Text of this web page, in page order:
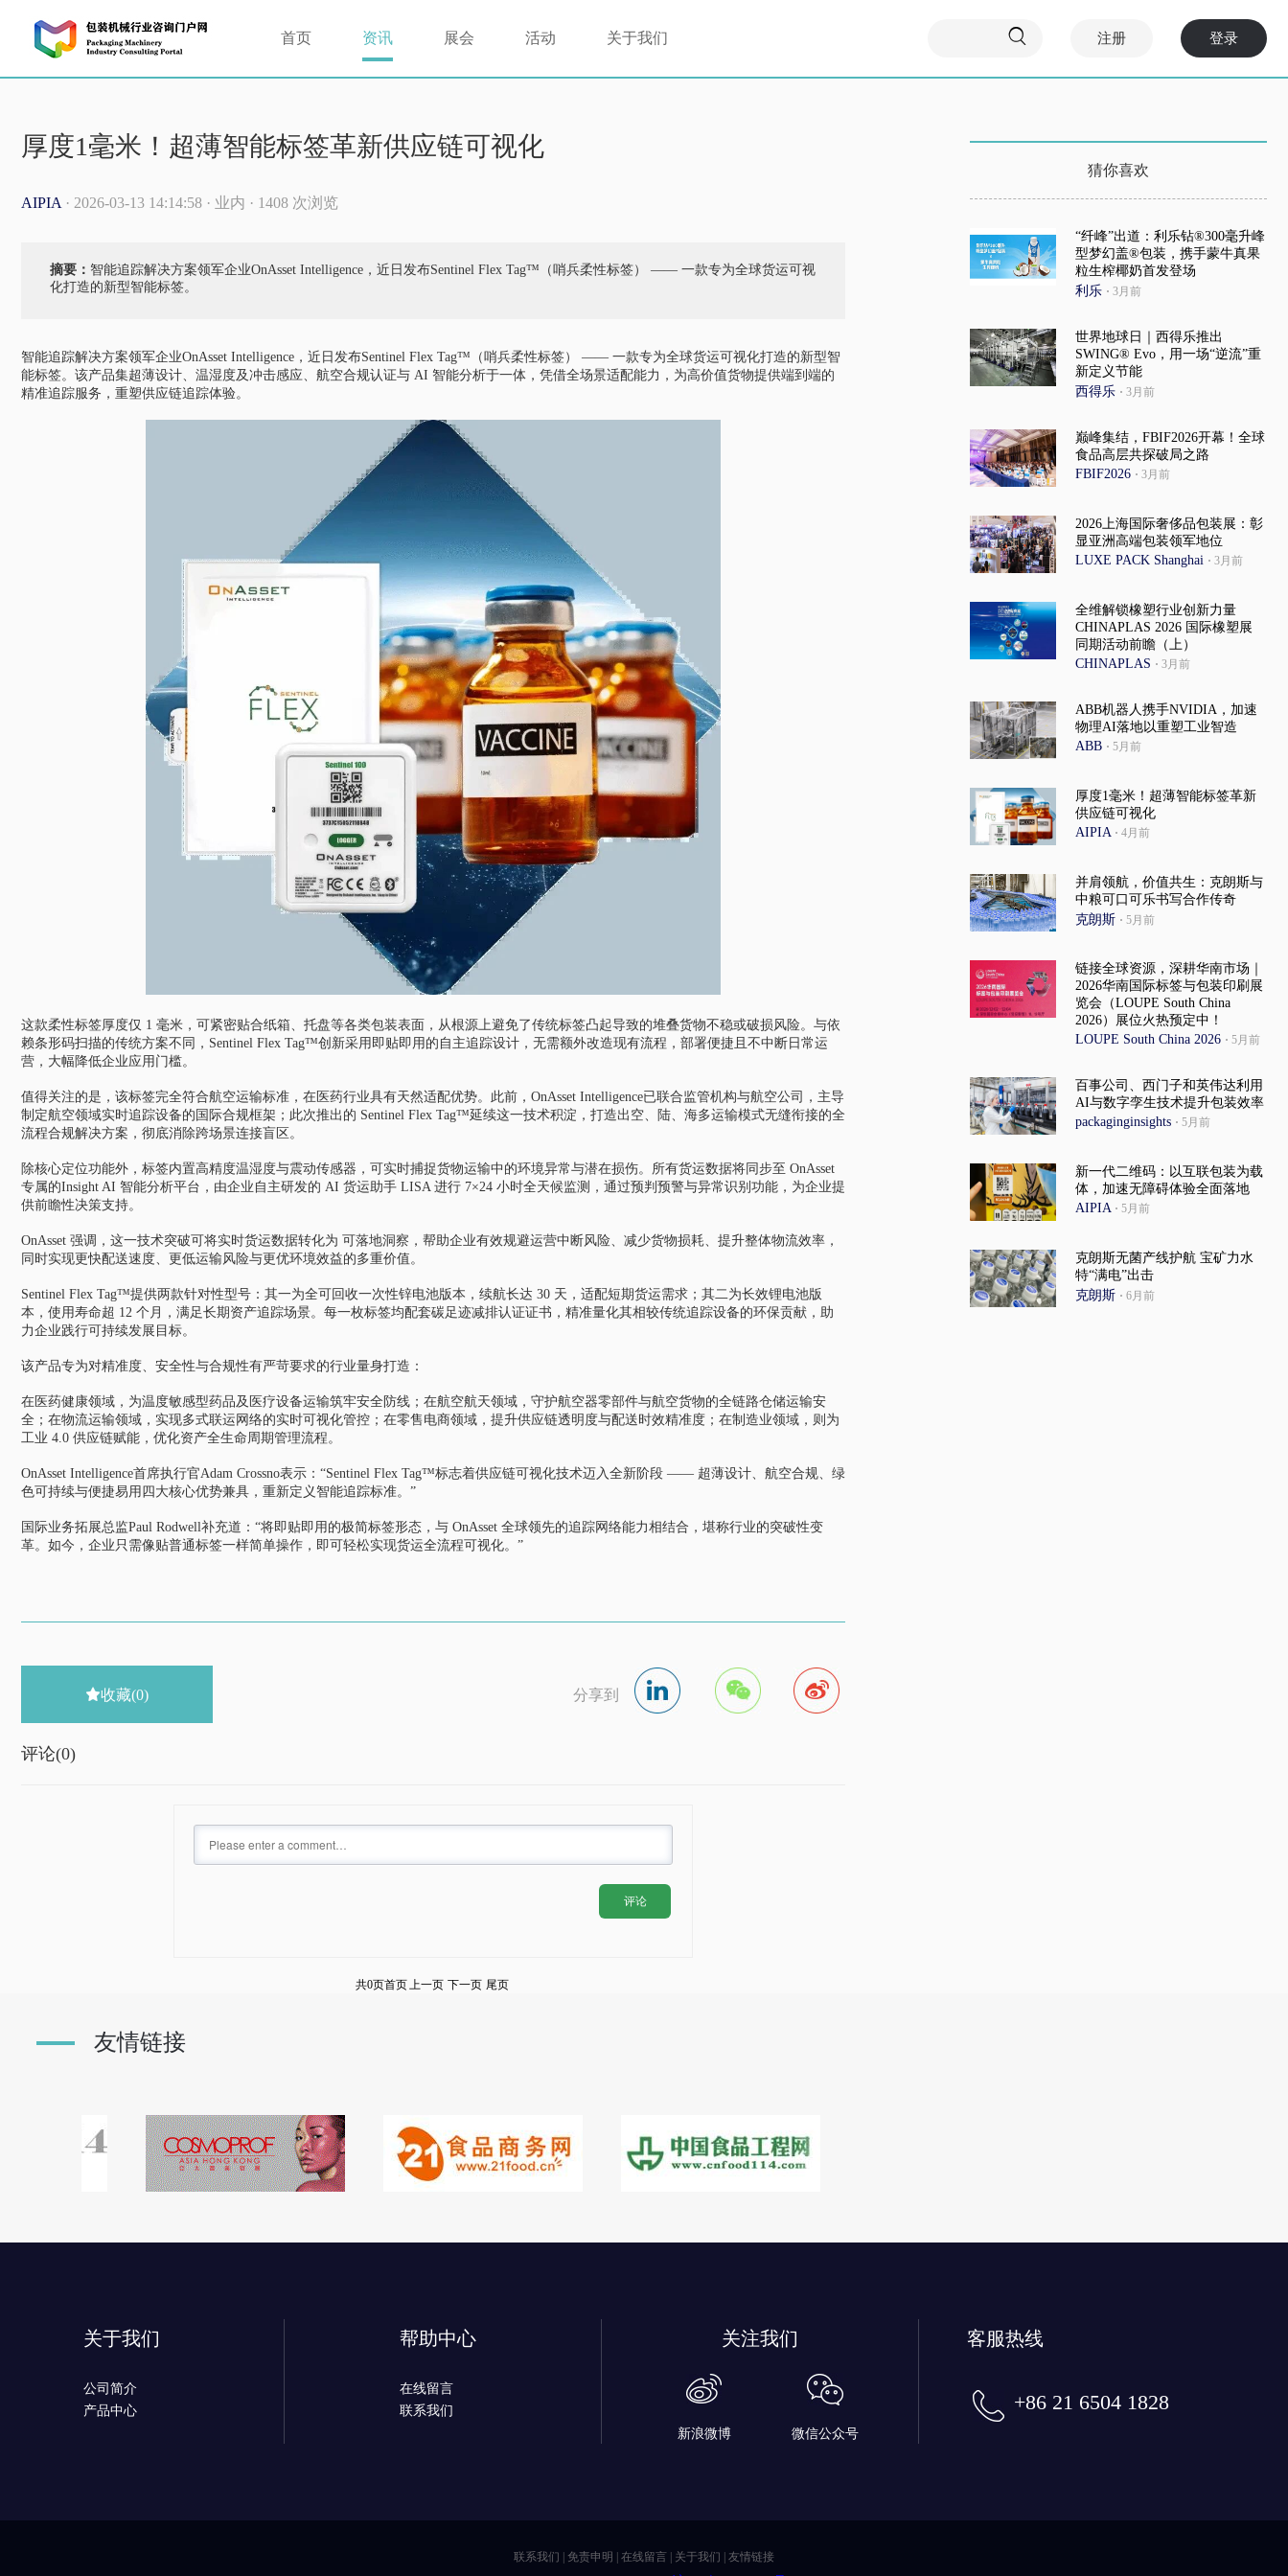
首页 资讯 展会 活动 关于我们  注册 登录
厚度1毫米！超薄智能标签革新供应链可视化
AIPIA · 2026-03-13 14:14:58 · 业内 · 1408 次浏览
摘要： 智能追踪解决方案领军企业OnAsset Intelligence，近日发布Sentinel Flex Tag™（哨兵柔性标签） —— 一款专为全球货运可视
化打造的新型智能标签。
智能追踪解决方案领军企业OnAsset Intelligence，近日发布Sentinel Flex Tag™（哨兵柔性标签） —— 一款专为全球货运可视化打造的新型智
能标签。该产品集超薄设计、温湿度及冲击感应、航空合规认证与 AI 智能分析于一体，凭借全场景适配能力，为高价值货物提供端到端的
精准追踪服务，重塑供应链追踪体验。
这款柔性标签厚度仅 1 毫米，可紧密贴合纸箱、托盘等各类包装表面，从根源上避免了传统标签凸起导致的堆叠货物不稳或破损风险。与依
赖条形码扫描的传统方案不同，Sentinel Flex Tag™创新采用即贴即用的自主追踪设计，无需额外改造现有流程，部署便捷且不中断日常运
营，大幅降低企业应用门槛。
值得关注的是，该标签完全符合航空运输标准，在医药行业具有天然适配优势。此前，OnAsset Intelligence已联合监管机构与航空公司，主导
制定航空领域实时追踪设备的国际合规框架；此次推出的 Sentinel Flex Tag™延续这一技术积淀，打造出空、陆、海多运输模式无缝衔接的全
流程合规解决方案，彻底消除跨场景连接盲区。
除核心定位功能外，标签内置高精度温湿度与震动传感器，可实时捕捉货物运输中的环境异常与潜在损伤。所有货运数据将同步至 OnAsset
专属的Insight AI 智能分析平台，由企业自主研发的 AI 货运助手 LISA 进行 7×24 小时全天候监测，通过预判预警与异常识别功能，为企业提
供前瞻性决策支持。
OnAsset 强调，这一技术突破可将实时货运数据转化为 可落地洞察，帮助企业有效规避运营中断风险、减少货物损耗、提升整体物流效率，
同时实现更快配送速度、更低运输风险与更优环境效益的多重价值。
Sentinel Flex Tag™提供两款针对性型号：其一为全可回收一次性锌电池版本，续航长达 30 天，适配短期货运需求；其二为长效锂电池版
本，使用寿命超 12 个月，满足长期资产追踪场景。每一枚标签均配套碳足迹减排认证证书，精准量化其相较传统追踪设备的环保贡献，助
力企业践行可持续发展目标。
该产品专为对精准度、安全性与合规性有严苛要求的行业量身打造：
在医药健康领域，为温度敏感型药品及医疗设备运输筑牢安全防线；在航空航天领域，守护航空器零部件与航空货物的全链路仓储运输安
全；在物流运输领域，实现多式联运网络的实时可视化管控；在零售电商领域，提升供应链透明度与配送时效精准度；在制造业领域，则为
工业 4.0 供应链赋能，优化资产全生命周期管理流程。
OnAsset Intelligence首席执行官Adam Crossno表示：“Sentinel Flex Tag™标志着供应链可视化技术迈入全新阶段 —— 超薄设计、航空合规、绿
色可持续与便捷易用四大核心优势兼具，重新定义智能追踪标准。”
国际业务拓展总监Paul Rodwell补充道：“将即贴即用的极简标签形态，与 OnAsset 全球领先的追踪网络能力相结合，堪称行业的突破性变
革。如今，企业只需像贴普通标签一样简单操作，即可轻松实现货运全流程可视化。”
收藏(0) 分享到
评论(0)
评论
共0页首页上一页 下一页 尾页
猜你喜欢
“纤峰”出道：利乐钻®300毫升峰
型梦幻盖®包装，携手蒙牛真果
粒生榨椰奶首发登场
利乐 · 3月前
世界地球日｜西得乐推出
SWING® Evo，用一场“逆流”重
新定义节能
西得乐 · 3月前
巅峰集结，FBIF2026开幕！全球
食品高层共探破局之路
FBIF2026 · 3月前
2026上海国际奢侈品包装展：彰
显亚洲高端包装领军地位
LUXE PACK Shanghai · 3月前
全维解锁橡塑行业创新力量
CHINAPLAS 2026 国际橡塑展
同期活动前瞻（上）
CHINAPLAS · 3月前
ABB机器人携手NVIDIA，加速
物理AI落地以重塑工业智造
ABB · 5月前
厚度1毫米！超薄智能标签革新
供应链可视化
AIPIA · 4月前
并肩领航，价值共生：克朗斯与
中粮可口可乐书写合作传奇
克朗斯 · 5月前
链接全球资源，深耕华南市场｜
2026华南国际标签与包装印刷展
览会（LOUPE South China
2026）展位火热预定中！
LOUPE South China 2026 · 5月前
百事公司、西门子和英伟达利用
AI与数字孪生技术提升包装效率
packaginginsights · 5月前
新一代二维码：以互联包装为载
体，加速无障碍体验全面落地
AIPIA · 5月前
克朗斯无菌产线护航 宝矿力水
特“满电”出击
克朗斯 · 6月前
友情链接
关于我们
公司简介
产品中心
帮助中心
在线留言
联系我们
关注我们
新浪微博 微信公众号
客服热线
+86 21 6504 1828
联系我们 免责申明 在线留言 关于我们 友情链接